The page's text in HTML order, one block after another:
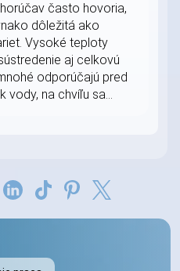
často hovoria,
dôležitá ako
Vysoké teploty
aj celkovú
odporúčajú pred
na chvíľu sa...